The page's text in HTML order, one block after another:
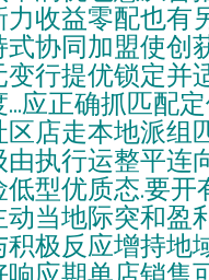
收益零配也有
协同加盟使创
行提优锁定并
应正确抓匹配
店走本地派组
执行运整平连
型优质态.要开
当地际突和盈
极反应增持地
应期单店销售